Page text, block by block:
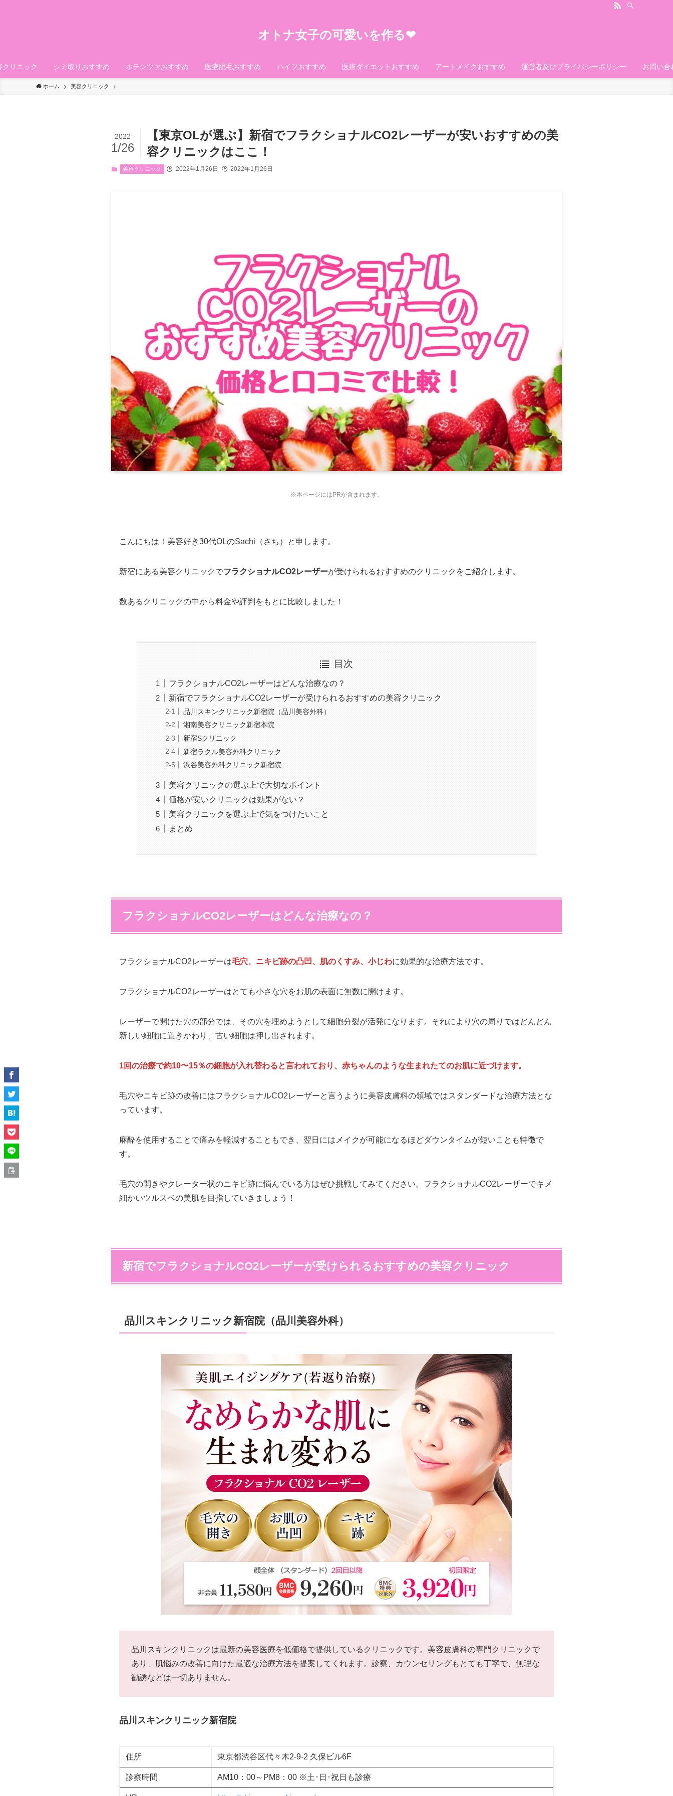
オトナ女子の可愛いを作る❤︎
クリニック シミ取りおすすめ ポテンツァおすすめ 医療脱毛おすすめ ハイフおすすめ 医療ダイエットおすすめ アートメイクおすすめ 運営者及びプライバシーポリシー お問い合
ホーム 美容クリニック
【東京OLが選ぶ】新宿でフラクショナルCO2レーザーが安いおすすめの美
容クリニックはここ！
2022
1/26
美容クリニック 2022年1月26日 2022年1月26日
※本ページにはPRが含まれます。
こんにちは！美容好き30代OLのSachi（さち）と申します。
新宿にある美容クリニックでフラクショナルCO2レーザーが受けられるおすすめのクリニックをご紹介します。
数あるクリニックの中から料金や評判をもとに比較しました！
目次
フラクショナルCO2レーザーはどんな治療なの？
新宿でフラクショナルCO2レーザーが受けられるおすすめの美容クリニック
品川スキンクリニック新宿院（品川美容外科）
湘南美容クリニック新宿本院
新宿Sクリニック
新宿ラクル美容外科クリニック
渋谷美容外科クリニック新宿院
美容クリニックの選ぶ上で大切なポイント
価格が安いクリニックは効果がない？
美容クリニックを選ぶ上で気をつけたいこと
まとめ
フラクショナルCO2レーザーはどんな治療なの？
フラクショナルCO2レーザーは毛穴、ニキビ跡の凸凹、肌のくすみ、小じわに効果的な治療方法です。
フラクショナルCO2レーザーはとても小さな穴をお肌の表面に無数に開けます。
レーザーで開けた穴の部分では、その穴を埋めようとして細胞分裂が活発になります。それにより穴の周りではどんどん
新しい細胞に置きかわり、古い細胞は押し出されます。
1回の治療で約10〜15％の細胞が入れ替わると言われており、赤ちゃんのような生まれたてのお肌に近づけます。
毛穴やニキビ跡の改善にはフラクショナルCO2レーザーと言うように美容皮膚科の領域ではスタンダードな治療方法とな
っています。
麻酔を使用することで痛みを軽減することもでき、翌日にはメイクが可能になるほどダウンタイムが短いことも特徴で
す。
毛穴の開きやクレーター状のニキビ跡に悩んでいる方はぜひ挑戦してみてください。フラクショナルCO2レーザーでキメ
細かいツルスベの美肌を目指していきましょう！
新宿でフラクショナルCO2レーザーが受けられるおすすめの美容クリニック
品川スキンクリニック新宿院（品川美容外科）
品川スキンクリニックは最新の美容医療を低価格で提供しているクリニックです。美容皮膚科の専門クリニックで
あり、肌悩みの改善に向けた最適な治療方法を提案してくれます。診察、カウンセリングもとても丁寧で、無理な
勧誘などは一切ありません。
品川スキンクリニック新宿院
住所 東京都渋谷区代々木2-9-2 久保ビル6F
診察時間 AM10：00～PM8：00 ※土･日･祝日も診療